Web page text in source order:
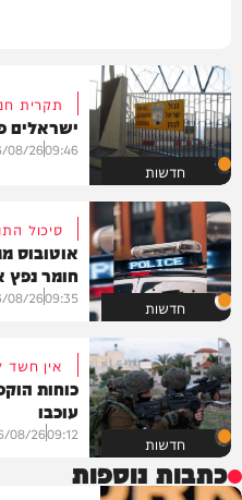
חדשות
תקרית
ישראלים
09:46
08/26
חדשות
סיכול
אוטובוס
חומר נפץ
09:35
08/26
חדשות
אין חשד
כוחות
עוכבו
09:12
08/26
כתבות נוספות